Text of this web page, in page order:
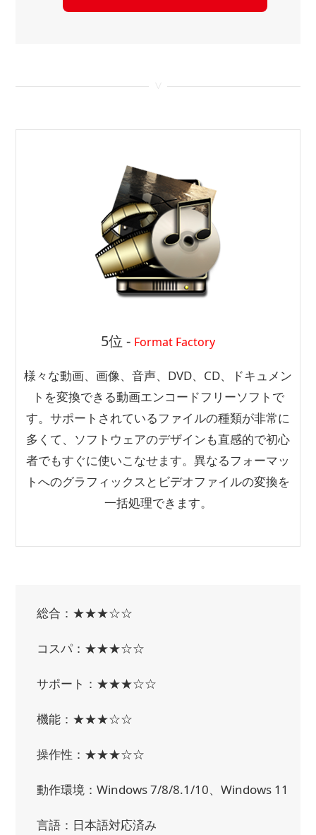
5位 - Format Factory
様々な動画、画像、音声、DVD、CD、ドキュメン
トを変換できる動画エンコードフリーソフトで
す。サポートされているファイルの種類が非常に
多くて、ソフトウェアのデザインも直感的で初心
者でもすぐに使いこなせます。異なるフォーマッ
トへのグラフィックスとビデオファイルの変換を
一括処理できます。
総合：★★★☆☆
コスパ：★★★☆☆
サポート：★★★☆☆
機能：★★★☆☆
操作性：★★★☆☆
動作環境：Windows 7/8/8.1/10、Windows 11
言語：日本語対応済み